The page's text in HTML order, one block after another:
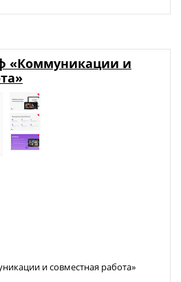
«Коммуникации и
и совместная работа»